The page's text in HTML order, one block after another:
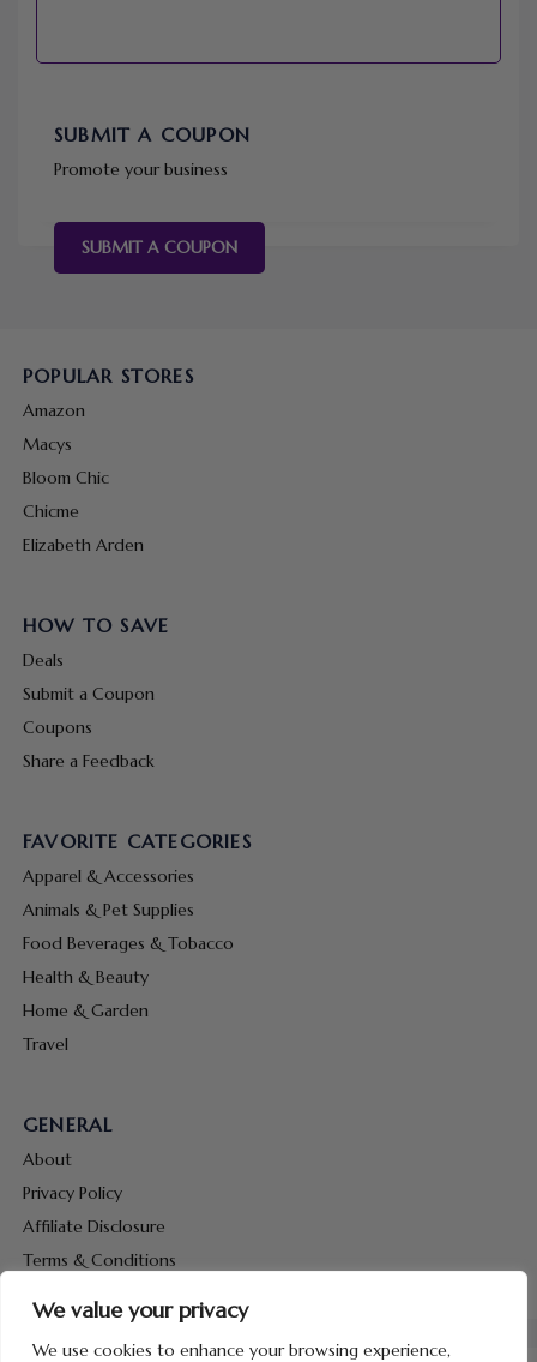
We value your privacy
We use cookies to enhance your browsing experience,
SUBMIT A COUPON
Promote your business
SUBMIT A COUPON
POPULAR STORES
Amazon
Macys
Bloom Chic
Chicme
Elizabeth Arden
HOW TO SAVE
Deals
Submit a Coupon
Coupons
Share a Feedback
FAVORITE CATEGORIES
Apparel & Accessories
Animals & Pet Supplies
Food Beverages & Tobacco
Health & Beauty
Home & Garden
Travel
GENERAL
About
Privacy Policy
Affiliate Disclosure
Terms & Conditions